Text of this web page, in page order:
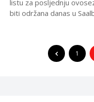
listu za posljednju
biti održana danas u
1